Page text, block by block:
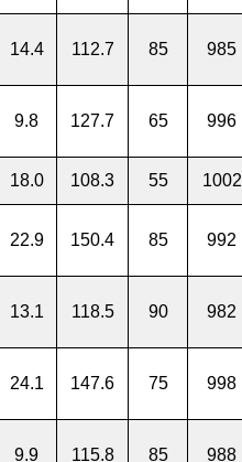
14.4 112.7 85 985
9.8 127.7 65 996
18.0 108.3 55 1002
22.9 150.4 85 992
13.1 118.5 90 982
24.1 147.6 75 998
9.9 115.8 85 988